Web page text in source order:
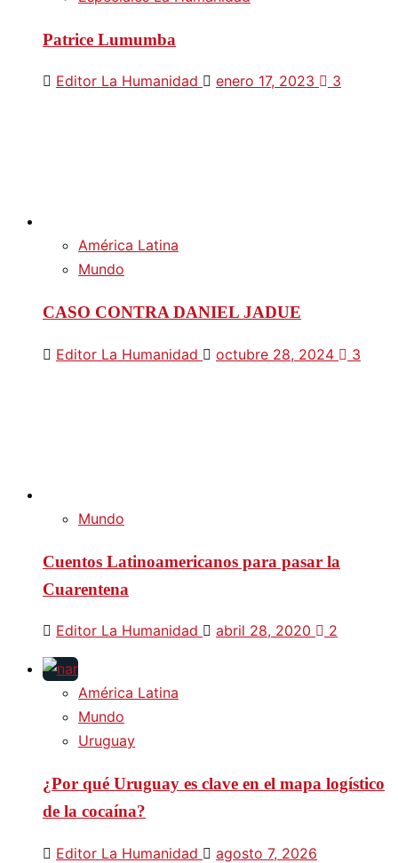
Patrice Lumumba
Editor La Humanidad enero 17, 2023 3
América Latina
Mundo
CASO CONTRA DANIEL JADUE
Editor La Humanidad octubre 28, 2024 3
Mundo
Cuentos Latinoamericanos para pasar la
Cuarentena
Editor La Humanidad abril 28, 2020 2
América Latina
Mundo
Uruguay
¿Por qué Uruguay es clave en el mapa logístico
de la cocaína?
Editor La Humanidad agosto 7, 2026